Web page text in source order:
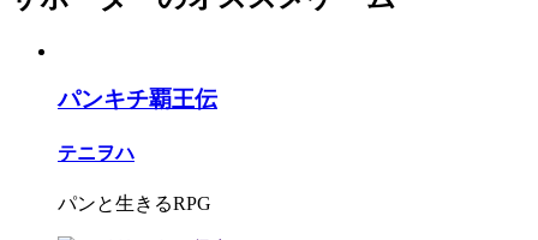
パンキチ覇王伝
テニヲハ
パンと生きるRPG